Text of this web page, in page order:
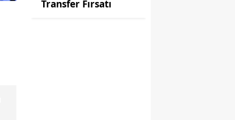
Transfer Fırsatı